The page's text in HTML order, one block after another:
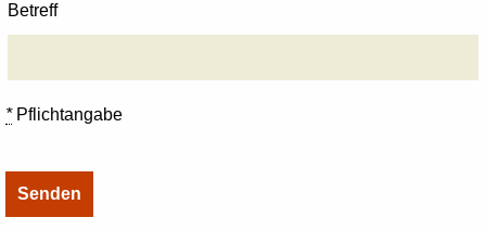
Betreff
*Pflichtangabe